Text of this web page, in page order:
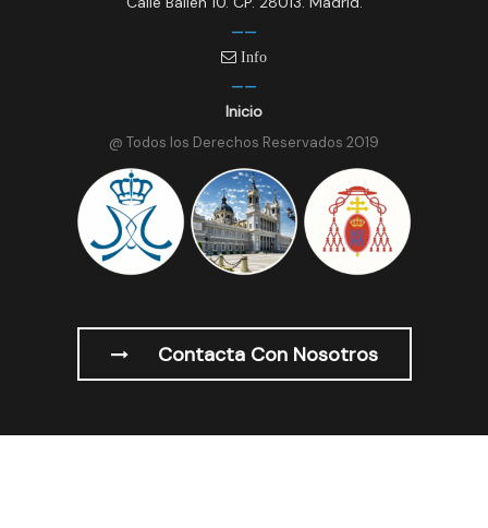
Info
Inicio
@ Todos los Derechos Reservados 2019
Contacta Con Nosotros